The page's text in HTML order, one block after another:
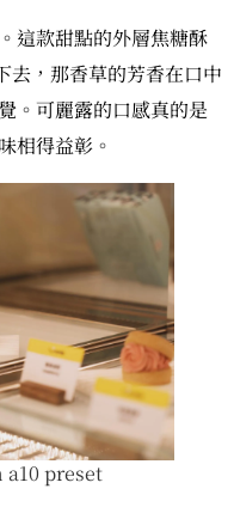
這款甜點的外層焦糖酥
去，那香草的芳香在口中
。可麗露的口感真的是
相得益彰。
a10 preset